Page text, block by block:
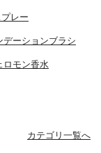
レー
デーションブラシ
ロモン香水
カテゴリ一覧へ